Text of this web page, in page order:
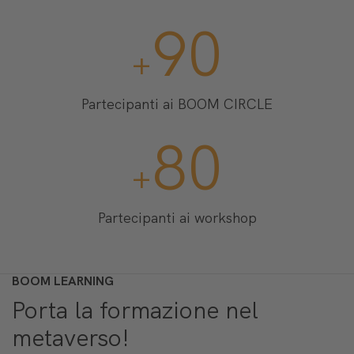
+450
Partecipanti ai BOOM CIRCLE
+400
Partecipanti ai workshop
BOOM LEARNING
Porta la formazione nel
metaverso!